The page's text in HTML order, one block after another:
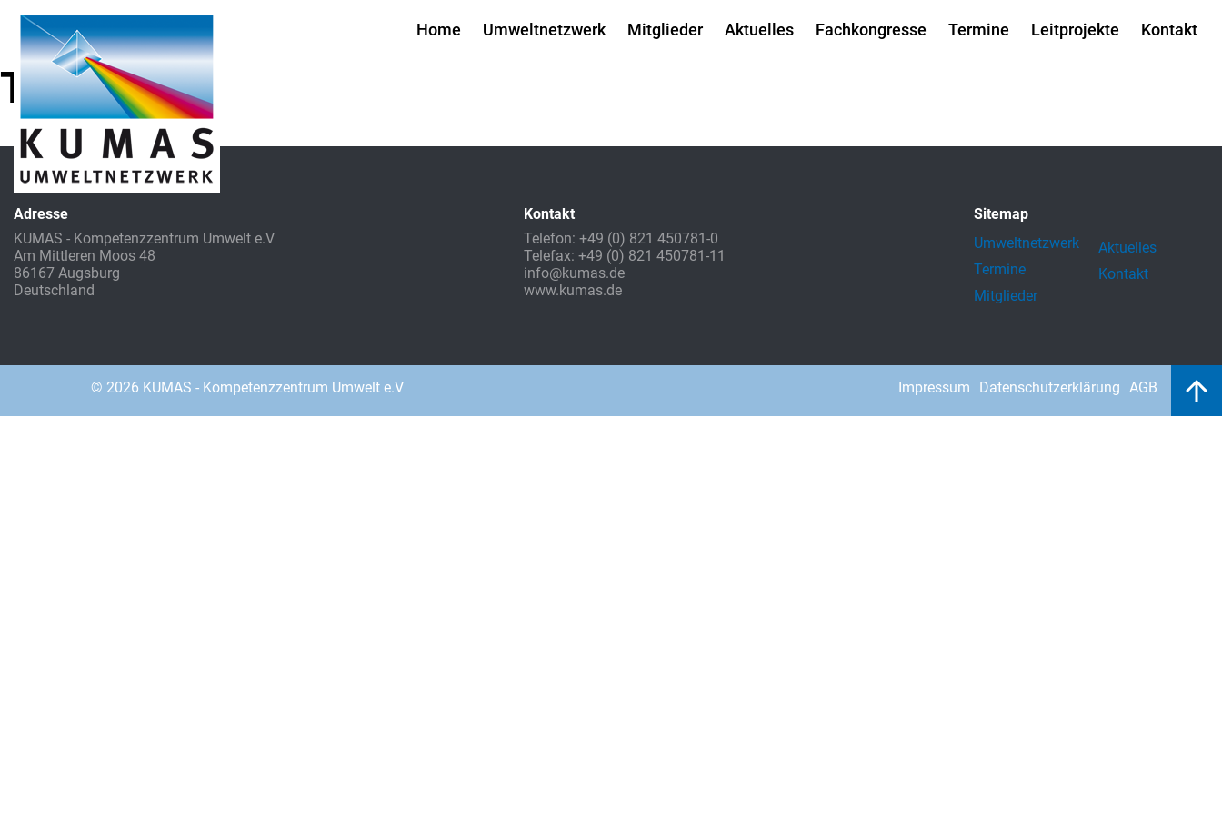
Home Umweltnetzwerk Mitglieder Aktuelles Fachkongresse Termine Leitprojekte Kontakt
Tag
Adresse
KUMAS - Kompetenzzentrum Umwelt e.V
Am Mittleren Moos 48
86167 Augsburg
Deutschland
Kontakt
Telefon: +49 (0) 821 450781-0
Telefax: +49 (0) 821 450781-11
info@kumas.de
www.kumas.de
Sitemap
Umweltnetzwerk
Termine
Mitglieder
Aktuelles
Kontakt
© 2026 KUMAS - Kompetenzzentrum Umwelt e.V Impressum Datenschutzerklärung AGB